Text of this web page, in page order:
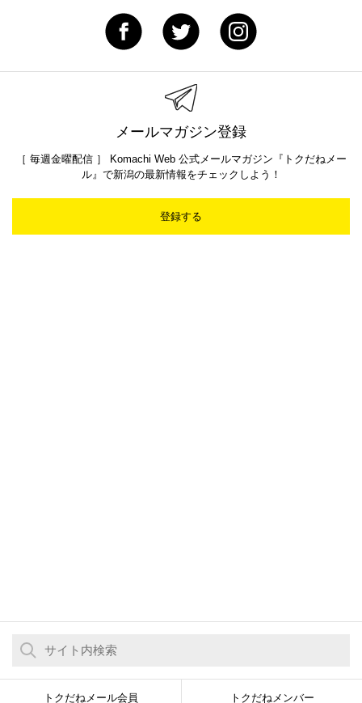
メールマガジン登録
［ 毎週金曜配信 ］ Komachi Web 公式メールマガジン『トクだねメー
ル』で新潟の最新情報をチェックしよう！
登録する
トクだねメール会員 トクだねメンバー